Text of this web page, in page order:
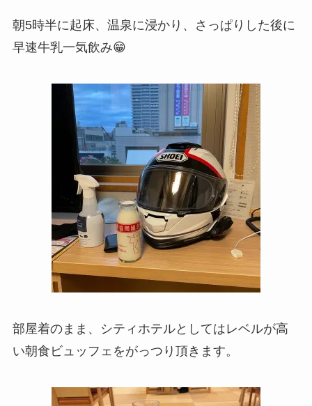
朝5時半に起床、温泉に浸かり、さっぱりした後に
早速牛乳一気飲み😁
部屋着のまま、シティホテルとしてはレベルが高
い朝食ビュッフェをがっつり頂きます。